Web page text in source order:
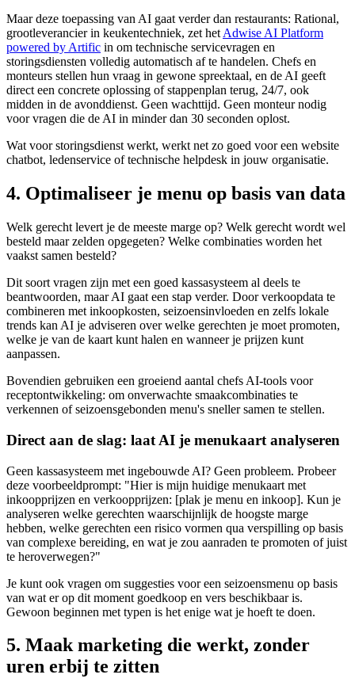
Maar deze toepassing van AI gaat verder dan restaurants: Rational,
grootleverancier in keukentechniek, zet het Adwise AI Platform
powered by Artific in om technische servicevragen en
storingsdiensten volledig automatisch af te handelen. Chefs en
monteurs stellen hun vraag in gewone spreektaal, en de AI geeft
direct een concrete oplossing of stappenplan terug, 24/7, ook
midden in de avonddienst. Geen wachttijd. Geen monteur nodig
voor vragen die de AI in minder dan 30 seconden oplost.
Wat voor storingsdienst werkt, werkt net zo goed voor een website
chatbot, ledenservice of technische helpdesk in jouw organisatie.
4. Optimaliseer je menu op basis van data
Welk gerecht levert je de meeste marge op? Welk gerecht wordt wel
besteld maar zelden opgegeten? Welke combinaties worden het
vaakst samen besteld?
Dit soort vragen zijn met een goed kassasysteem al deels te
beantwoorden, maar AI gaat een stap verder. Door verkoopdata te
combineren met inkoopkosten, seizoensinvloeden en zelfs lokale
trends kan AI je adviseren over welke gerechten je moet promoten,
welke je van de kaart kunt halen en wanneer je prijzen kunt
aanpassen.
Bovendien gebruiken een groeiend aantal chefs AI-tools voor
receptontwikkeling: om onverwachte smaakcombinaties te
verkennen of seizoensgebonden menu's sneller samen te stellen.
Direct aan de slag: laat AI je menukaart analyseren
Geen kassasysteem met ingebouwde AI? Geen probleem. Probeer
deze voorbeeldprompt: "Hier is mijn huidige menukaart met
inkoopprijzen en verkoopprijzen: [plak je menu en inkoop]. Kun je
analyseren welke gerechten waarschijnlijk de hoogste marge
hebben, welke gerechten een risico vormen qua verspilling op basis
van complexe bereiding, en wat je zou aanraden te promoten of juist
te heroverwegen?"
Je kunt ook vragen om suggesties voor een seizoensmenu op basis
van wat er op dit moment goedkoop en vers beschikbaar is.
Gewoon beginnen met typen is het enige wat je hoeft te doen.
5. Maak marketing die werkt, zonder
uren erbij te zitten